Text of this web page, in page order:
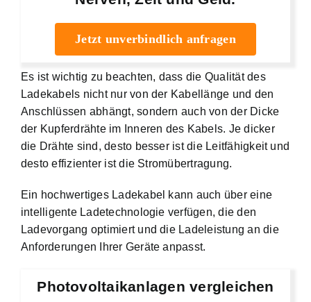
Jetzt unverbindlich anfragen
Es ist wichtig zu beachten, dass die Qualität des
Ladekabels nicht nur von der Kabellänge und den
Anschlüssen abhängt, sondern auch von der Dicke
der Kupferdrähte im Inneren des Kabels. Je dicker
die Drähte sind, desto besser ist die Leitfähigkeit und
desto effizienter ist die Stromübertragung.
Ein hochwertiges Ladekabel kann auch über eine
intelligente Ladetechnologie verfügen, die den
Ladevorgang optimiert und die Ladeleistung an die
Anforderungen Ihrer Geräte anpasst.
Photovoltaikanlagen vergleichen